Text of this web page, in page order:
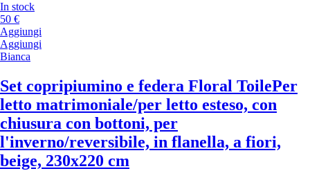
In stock
50 €
Aggiungi
Aggiungi
Bianca
Set copripiumino e federa Floral ToilePer
letto matrimoniale/per letto esteso, con
chiusura con bottoni, per
l'inverno/reversibile, in flanella, a fiori,
beige, 230x220 cm